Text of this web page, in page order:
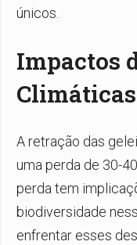
únicos.
Impactos
A retração das
uma perda de 30-
perda tem
biodiversidade
enfrentar esses